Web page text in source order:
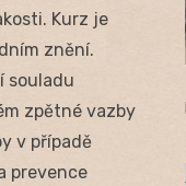
Kurz je
znění.
souladu
zpětné vazby
v případě
prevence